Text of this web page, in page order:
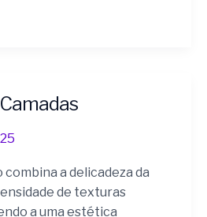
combina a delicadeza da
de texturas
a uma estética